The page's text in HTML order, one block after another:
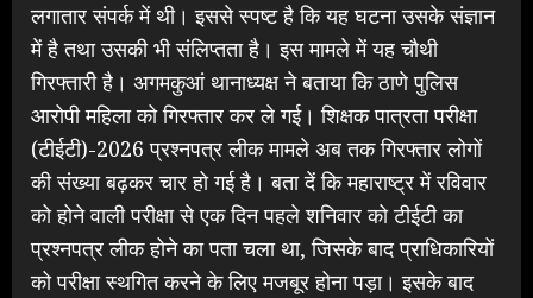
लगातार संपर्क में थी। इससे स्पष्ट है कि यह घटना उसके संज्ञान
में है तथा उसकी भी संलिप्तता है। इस मामले में यह चौथी
गिरफ्तारी है। अगमकुआं थानाध्यक्ष ने बताया कि ठाणे पुलिस
आरोपी महिला को गिरफ्तार कर ले गई। शिक्षक पात्रता परीक्षा
(टीईटी)-2026 प्रश्नपत्र लीक मामले अब तक गिरफ्तार लोगों
की संख्या बढ़कर चार हो गई है। बता दें कि महाराष्ट्र में रविवार
को होने वाली परीक्षा से एक दिन पहले शनिवार को टीईटी का
प्रश्नपत्र लीक होने का पता चला था, जिसके बाद प्राधिकारियों
को परीक्षा स्थगित करने के लिए मजबूर होना पड़ा। इसके बाद